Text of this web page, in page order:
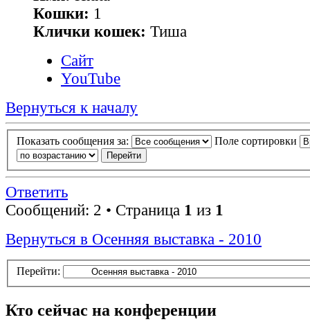
Кошки: 1
Клички кошек: Тиша
Сайт
YouTube
Вернуться к началу
Показать сообщения за: Поле сортировки
Ответить
Сообщений: 2 • Страница 1 из 1
Вернуться в Осенняя выставка - 2010
Перейти:
Кто сейчас на конференции